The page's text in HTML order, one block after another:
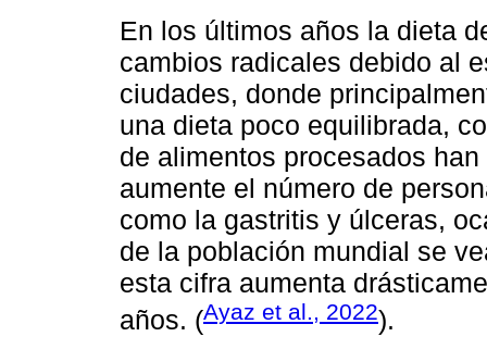
En los últimos años la dieta
cambios radicales debido al
ciudades, donde
una dieta poco equilibrada,
de alimentos procesados
aumente el número de
como la gastritis y úlceras,
de la población mundial se
esta cifra aumenta
años. (Ayaz et al., 2022).